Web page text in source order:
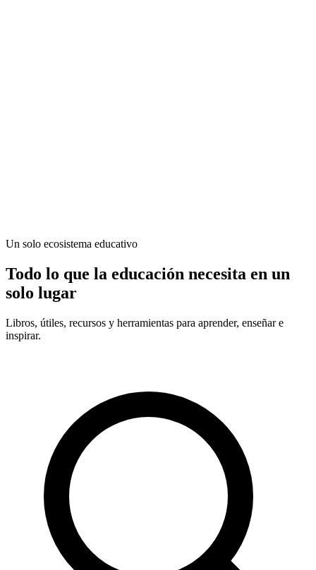
Un solo ecosistema educativo
Todo lo que la educación necesita en un
solo lugar
Libros, útiles, recursos y herramientas para aprender, enseñar e
inspirar.